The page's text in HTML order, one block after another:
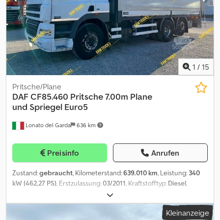
1 / 15
Lonato del Garda 636 km
Pritsche/Plane
DAF CF85.460 Pritsche 7.00m Plane
und Spriegel Euro5
Preisinfo Anrufen
Zustand:gebraucht, Kilometerstand:639.010 km, Leistung: 340
kW (462,27 PS), Erstzulassung:03/2011, Kraftstofftyp: Diesel,
15.500 kg
Achsen-Konfiguration:6x2, Radstand:4.200 mm, Farbe:Weiß,
mechanisch,
Kleinanzeige